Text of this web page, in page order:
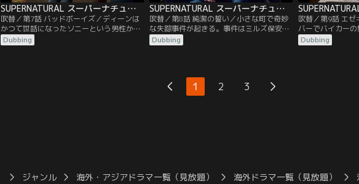
SUPERNATURAL スーパーナチュラル シーズン9 第07話／吹替
吹替／第7話 バッドボーイズ／ディーンは
かつて世話になったソニーという男性から
電話を受ける。超常現象による変死事件の
調査を依頼したいと言うのだ。ソニーは青
Dubbing
SUPERNATURAL スーパーナチュラル シーズン9 第08話／吹替
吹替／第8話 純潔の誓い／小さな町で奇妙
な失踪事件が起きる。事件はミルズ保安官
の管轄区で起きており、保安官はさっそく
サムとディーンに連絡を入れる。失踪を遂
の入会を決め、集いに潜入する。だが、そ
の後、ディーンまでもが姿を消し…。
Dubbing
吹替／第9話 エ
バーでバイカー
事件が起こる。
とディーンだっ
Dubbing
1 2 3
ジャンル 海外・アジアドラマ一覧（見放題） 海外ドラマ一覧（見放題）